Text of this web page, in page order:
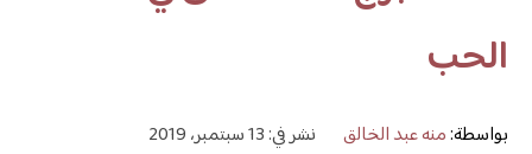
الحب
بواسطة:منه عبد الخالق نشر في: 13 سبتمبر، 2019